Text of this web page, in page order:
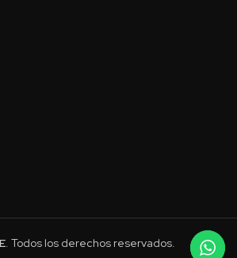
. Todos los derechos reservados.